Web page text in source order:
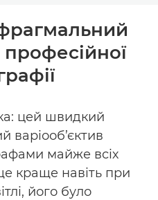
професійної
цей швидкий
варіооб’єктив
майже всіх
краще навіть при
його було